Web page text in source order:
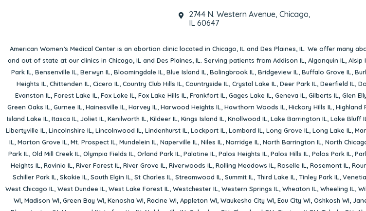
2744 N. Western Avenue, Chicago,
IL 60647
American Women’s Medical Center is an abortion clinic located in Chicago, IL and Des Plaines, IL. We offer many
and out of state at our clinics in Chicago, IL and Des Plaines, IL. Serving patients from Addison IL, Algonquin IL, Alsip
Park IL, Bensenville IL, Berwyn IL, Bloomingdale IL, Blue Island IL, Bolingbrook IL, Bridgeview IL, Buffalo Grove IL,
Heights IL, Chittenden IL, Cicero IL, Country Club Hills IL, Countryside IL, Crystal Lake IL, Deer Park IL, Deerfield IL,
Evanston IL, Forest Lake IL, Fox Lake IL, Fox Lake Hills IL, Frankfort IL, Gages Lake IL, Geneva IL, Gilberts IL, Glen
Green Oaks IL, Gurnee IL, Hainesville IL, Harvey IL, Harwood Heights IL, Hawthorn Woods IL, Hickory Hills IL, Highland
Island Lake IL, Itasca IL, Joliet IL, Kenilworth IL, Kildeer IL, Kings Island IL, Knollwood IL, Lake Barrington IL, Lake Bluff
Libertyville IL, Lincolnshire IL, Lincolnwood IL, Lindenhurst IL, Lockport IL, Lombard IL, Long Grove IL, Long Lake IL,
IL, Morton Grove IL, Mt. Prospect IL, Mundelein IL, Naperville IL, Niles IL, Norridge IL, North Barrington IL, North
Park IL, Old Mill Creek IL, Olympia Fields IL, Orland Park IL, Palatine IL, Palos Heights IL, Palos Hills IL, Palos Park IL,
Heights IL, Ravinia IL, River Forest IL, River Grove IL, Riverwoods IL, Rolling Meadows IL, Roselle IL, Rosemont IL,
Schiller Park IL, Skokie IL, South Elgin IL, St Charles IL, Streamwood IL, Summit IL, Third Lake IL, Tinley Park IL,
West Chicago IL, West Dundee IL, West Lake Forest IL, Westchester IL, Western Springs IL, Wheaton IL, Wheeling IL,
WI, Madison WI, Green Bay WI, Kenosha WI, Racine WI, Appleton WI, Waukesha City WI, Eau City WI, Oshkosh WI,